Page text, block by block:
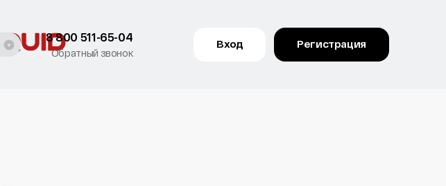
8 800 511-65-04
Обратный звонок
Вход Регистрация